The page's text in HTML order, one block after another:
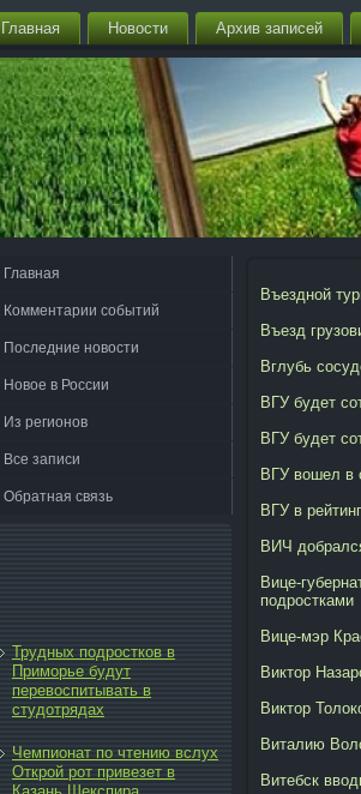
Главная Новости Архив записей
Главная
Комментарии событий
Последние новости
Новое в России
Из регионов
Все записи
Обратная связь
Трудных подростков в
Приморье будут
перевоспитывать в
студотрядах
Чемпионат по чтению вслух
Открой рот привезет в
Въездной
Въезд
Вглубь
ВГУ будет
ВГУ будет
ВГУ вошел в
ВГУ в
ВИЧ
Вице-
подростками
Вице-мэр
Виктор
Виктор
Виталию
Витебск